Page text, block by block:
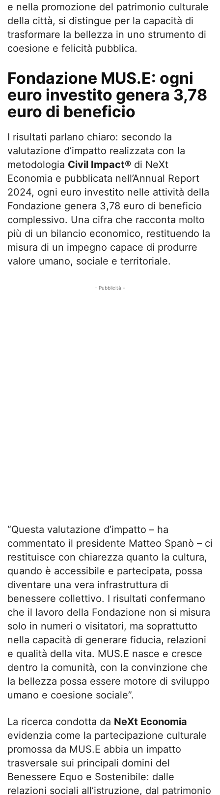
e nella promozione del patrimonio culturale
della città, si distingue per la capacità di
trasformare la bellezza in uno strumento di
coesione e felicità pubblica.
Fondazione MUS.E: ogni
euro investito genera 3,78
euro di beneficio
I risultati parlano chiaro: secondo la
valutazione d’impatto realizzata con la
metodologia Civil Impact® di NeXt
Economia e pubblicata nell’Annual Report
2024, ogni euro investito nelle attività della
Fondazione genera 3,78 euro di beneficio
complessivo. Una cifra che racconta molto
più di un bilancio economico, restituendo la
misura di un impegno capace di produrre
valore umano, sociale e territoriale.
- Pubblicità -
“Questa valutazione d’impatto – ha
commentato il presidente Matteo Spanò – ci
restituisce con chiarezza quanto la cultura,
quando è accessibile e partecipata, possa
diventare una vera infrastruttura di
benessere collettivo. I risultati confermano
che il lavoro della Fondazione non si misura
solo in numeri o visitatori, ma soprattutto
nella capacità di generare fiducia, relazioni
e qualità della vita. MUS.E nasce e cresce
dentro la comunità, con la convinzione che
la bellezza possa essere motore di sviluppo
umano e coesione sociale”.
La ricerca condotta da NeXt Economia
evidenzia come la partecipazione culturale
promossa da MUS.E abbia un impatto
trasversale sui principali domini del
Benessere Equo e Sostenibile: dalle
relazioni sociali all’istruzione, dal patrimonio